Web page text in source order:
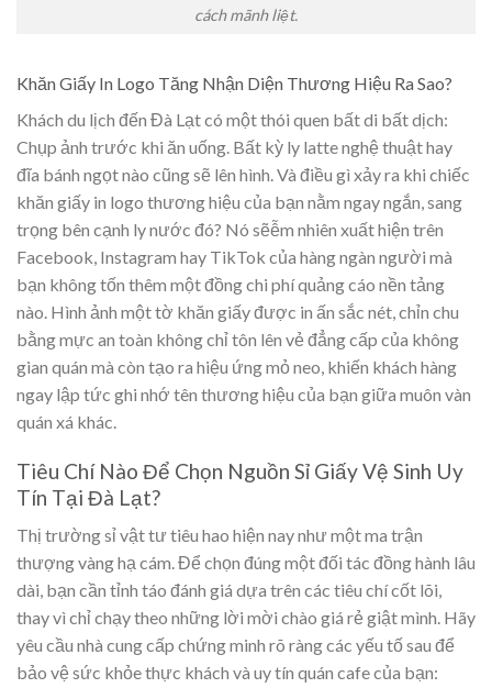
cách mãnh liệt.
Khăn Giấy In Logo Tăng Nhận Diện Thương Hiệu Ra Sao?
Khách du lịch đến Đà Lạt có một thói quen bất di bất dịch:
Chụp ảnh trước khi ăn uống. Bất kỳ ly latte nghệ thuật hay
đĩa bánh ngọt nào cũng sẽ lên hình. Và điều gì xảy ra khi chiếc
khăn giấy in logo thương hiệu của bạn nằm ngay ngắn, sang
trọng bên cạnh ly nước đó? Nó sẽễm nhiên xuất hiện trên
Facebook, Instagram hay TikTok của hàng ngàn người mà
bạn không tốn thêm một đồng chi phí quảng cáo nền tảng
nào. Hình ảnh một tờ khăn giấy được in ấn sắc nét, chỉn chu
bằng mực an toàn không chỉ tôn lên vẻ đẳng cấp của không
gian quán mà còn tạo ra hiệu ứng mỏ neo, khiến khách hàng
ngay lập tức ghi nhớ tên thương hiệu của bạn giữa muôn vàn
quán xá khác.
Tiêu Chí Nào Để Chọn Nguồn Sỉ Giấy Vệ Sinh Uy
Tín Tại Đà Lạt?
Thị trường sỉ vật tư tiêu hao hiện nay như một ma trận
thượng vàng hạ cám. Để chọn đúng một đối tác đồng hành lâu
dài, bạn cần tỉnh táo đánh giá dựa trên các tiêu chí cốt lõi,
thay vì chỉ chạy theo những lời mời chào giá rẻ giật mình. Hãy
yêu cầu nhà cung cấp chứng minh rõ ràng các yếu tố sau để
bảo vệ sức khỏe thực khách và uy tín quán cafe của bạn: